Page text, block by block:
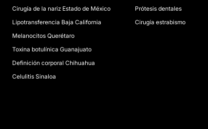
Cirugía de la nariz Estado de México
Lipotransferencia Baja California
Melanocitos Querétaro
Toxina botulínica Guanajuato
Definición corporal Chihuahua
Celulitis Sinaloa
Prótesis dentales
Cirugía estrabismo